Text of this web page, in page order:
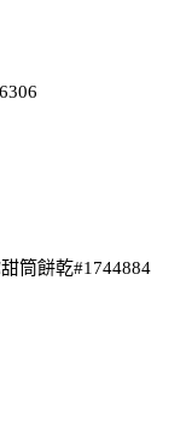
筒餅乾#1744884